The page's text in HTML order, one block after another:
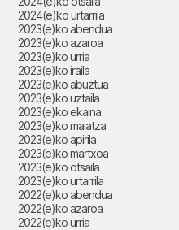
2024(e)ko urtarrila
2023(e)ko abendua
2023(e)ko azaroa
2023(e)ko urria
2023(e)ko iraila
2023(e)ko abuztua
2023(e)ko uztaila
2023(e)ko ekaina
2023(e)ko maiatza
2023(e)ko apirila
2023(e)ko martxoa
2023(e)ko otsaila
2023(e)ko urtarrila
2022(e)ko abendua
2022(e)ko azaroa
2022(e)ko urria